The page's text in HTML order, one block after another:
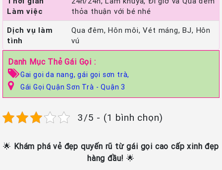
Làm việc
thỏa thuận với bé nhé
Dịch vụ làm
tình
Qua đêm, Hôn môi, Vét máng, BJ, Hôn
vú
Danh Mục Thẻ Gái Gọi :
Gai goi da nang,gái gọi sơn trà,
Gái Gọi Quận Sơn Trà - Quận 3
3/5 - (1 bình chọn)
🌟 Khám phá vẻ đẹp quyến rũ từ gái gọi cao cấp xinh đẹp
hàng đầu! 🌟